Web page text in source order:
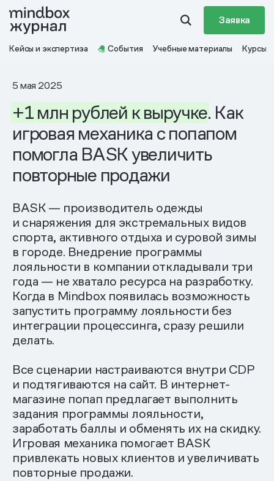
Заявка
Кейсы и экспертиза События Учебные материалы Курсы
5 мая 2025
+1млн рублей к выручке. Как
игровая механика с попапом
помогла BASK увеличить
повторные продажи
BASK — производитель одежды
и снаряжения для экстремальных видов
спорта, активного отдыха и суровой зимы
в городе. Внедрение программы
лояльности в компании откладывали три
года — не хватало ресурса на разработку.
Когда в Mindbox появилась возможность
запустить программу лояльности без
интеграции процессинга, сразу решили
делать.
Все сценарии настраиваются внутри CDP
и подтягиваются на сайт. В интернет-
магазине попап предлагает выполнить
задания программы лояльности,
заработать баллы и обменять их на скидку.
Игровая механика помогает BASK
привлекать новых клиентов и увеличивать
повторные продажи.